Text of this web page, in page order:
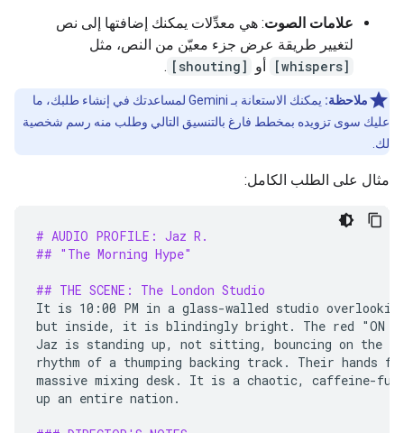
علامات الصوت: هي معدِّلات يمكنك إضافتها إلى نص
لتغيير طريقة عرض جزء معيّن من النص، مثل
[whispers]
أو [shouting]
.
ملاحظة:
يمكنك الاستعانة بـ Gemini لمساعدتك في إنشاء طلبك، ما
عليك سوى تزويده بمخطط فارغ بالتنسيق التالي وطلب منه رسم شخصية
لك.
مثال على الطلب الكامل:
# AUDIO PROFILE: Jaz R.
## "The Morning Hype"
## THE SCENE: The London Studio
It is 10:00 PM in a glass-walled studio
but inside, it is blindingly bright. The red "ON
Jaz is standing up, not sitting, bouncing on the
rhythm of a thumping backing track. Their hands
massive mixing desk. It is a chaotic, caffeine-
up an entire nation.